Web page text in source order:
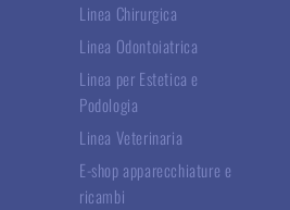
Linea Chirurgica
Linea Odontoiatrica
Linea per Estetica e
Podologia
Linea Veterinaria
E-shop apparecchiature e
ricambi